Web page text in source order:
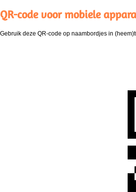
QR-code voor mobiele
Gebruik deze QR-code op naambordjes in